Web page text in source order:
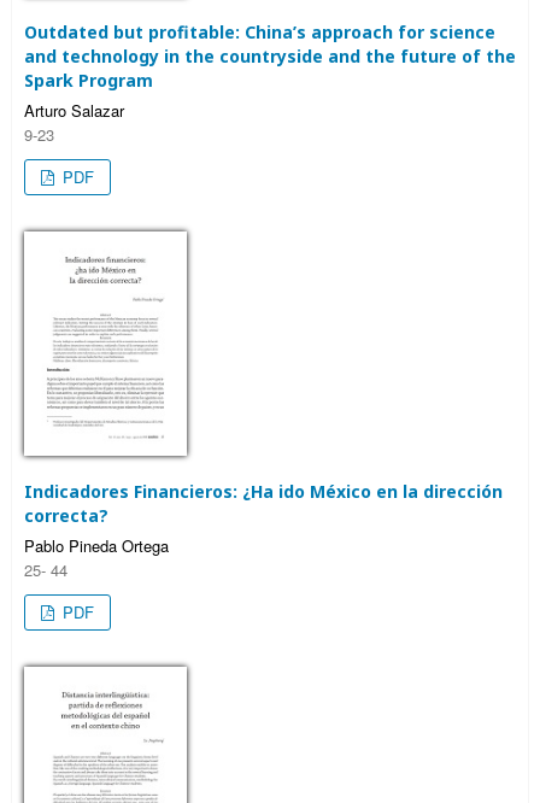
Outdated but profitable: China’s approach for science
and technology in the countryside and the future of the
Spark Program
Arturo Salazar
9-23
PDF
Indicadores Financieros: ¿Ha ido México en la dirección
correcta?
Pablo Pineda Ortega
25- 44
PDF